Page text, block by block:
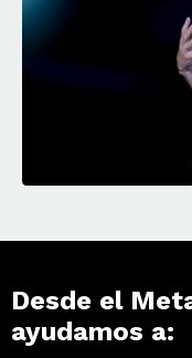
Desde el
ayudamos a: